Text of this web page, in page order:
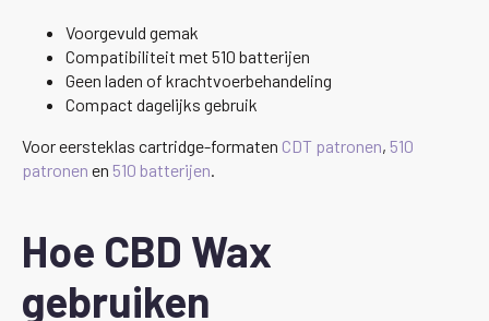
Voorgevuld gemak
Compatibiliteit met 510 batterijen
Geen laden of krachtvoerbehandeling
Compact dagelijks gebruik
Voor eersteklas cartridge-formaten CDT patronen, 510
patronen en 510 batterijen
Hoe CBD Wax
gebruiken